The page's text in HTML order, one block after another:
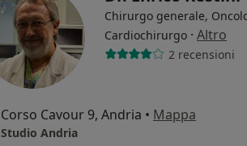
Chirurgo generale,
Cardiochirurgo · Altro
2 recensioni
Corso Cavour 9, Andria • Mappa
Studio Andria